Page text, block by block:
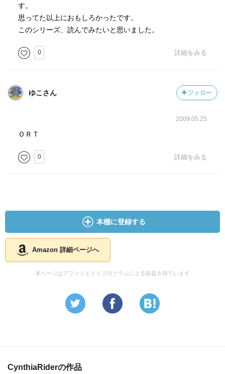
す。
思ってた以上におもしろかったです。
このシリーズ、読んでみたいと思いました。
0 詳細をみる
ゆこさん フォロー
2009.05.25
ＯＲＴ
0 詳細をみる
本棚に登録する
Amazon 詳細ページへ
本ページはアフィリエイトプログラムによる収益を得ています
CynthiaRiderの作品